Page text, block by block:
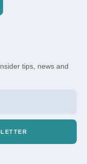
tips, news and